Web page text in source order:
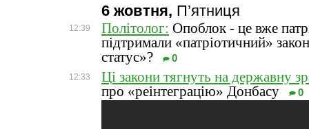
6 жовтня, П’ятниця
12:39 Політолог: Опоблок - це вже
підтримали «патріотичний»
статус»?
0
12:33
Ці закони тягнуть на державну
про «реінтеграцію» Донбасу
0